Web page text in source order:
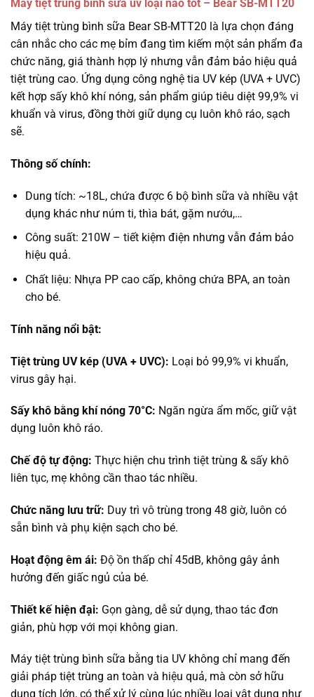
Máy tiệt trùng bình sữa uv loại nào tốt – Bear SB-MTT20
Máy tiệt trùng bình sữa Bear SB-MTT20 là lựa chọn đáng
cân nhắc cho các mẹ bỉm đang tìm kiếm một sản phẩm đa
chức năng, giá thành hợp lý nhưng vẫn đảm bảo hiệu quả
tiệt trùng cao. Ứng dụng công nghệ tia UV kép (UVA + UVC)
kết hợp sấy khô khí nóng, sản phẩm giúp tiêu diệt 99,9% vi
khuẩn và virus, đồng thời giữ dụng cụ luôn khô ráo, sạch
sẽ.
Thông số chính:
Dung tích: ~18L, chứa được 6 bộ bình sữa và nhiều vật
dụng khác như núm ti, thìa bát, gặm nướu,…
Công suất: 210W – tiết kiệm điện nhưng vẫn đảm bảo
hiệu quả.
Chất liệu: Nhựa PP cao cấp, không chứa BPA, an toàn
cho bé.
Tính năng nổi bật:
Tiệt trùng UV kép (UVA + UVC): Loại bỏ 99,9% vi khuẩn,
virus gây hại.
Sấy khô bằng khí nóng 70°C: Ngăn ngừa ẩm mốc, giữ vật
dụng luôn khô ráo.
Chế độ tự động: Thực hiện chu trình tiệt trùng & sấy khô
liên tục, mẹ không cần thao tác nhiều.
Chức năng lưu trữ: Duy trì vô trùng trong 48 giờ, luôn có
sẵn bình và phụ kiện sạch cho bé.
Hoạt động êm ái: Độ ồn thấp chỉ 45dB, không gây ảnh
hưởng đến giấc ngủ của bé.
Thiết kế hiện đại: Gọn gàng, dễ sử dụng, thao tác đơn
giản, phù hợp với mọi không gian.
Máy tiệt trùng bình sữa bằng tia UV không chỉ mang đến
giải pháp tiệt trùng an toàn và hiệu quả, mà còn sở hữu
dung tích lớn, có thể xử lý cùng lúc nhiều loại vật dụng như